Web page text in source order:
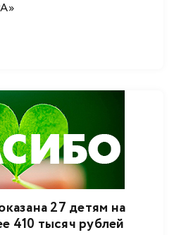
27 детям на
410 тысяч рублей